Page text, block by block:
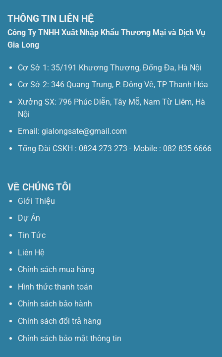
THÔNG TIN LIÊN HỆ
Công Ty TNHH Xuất Nhập Khẩu Thương Mại và Dịch Vụ
Gia Long
Cơ Sở 1: 35/191 Khương Thượng, Đống Đa, Hà Nội
Cơ Sở 2: 346 Quang Trung, P. Đông Vệ, TP Thanh Hóa
Xưởng SX: 796 Phúc Diễn, Tây Mỗ, Nam Từ Liêm, Hà
Nội
Email: gialongsate@gmail.com
Tổng Đài CSKH : 0824 273 273 - Mobile : 082 835 6666
VỀ CHÚNG TÔI
Giới Thiệu
Dự Án
Tin Tức
Liên Hệ
Chính sách mua hàng
Hình thức thanh toán
Chính sách bảo hành
Chính sách đổi trả hàng
Chính sách bảo mật thông tin